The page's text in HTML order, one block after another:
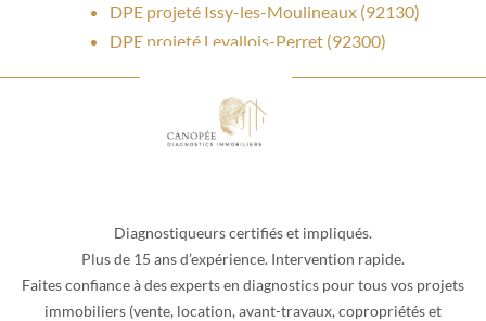
DPE projeté Issy-les-Moulineaux (92130)
DPE projeté Levallois-Perret (92300)
Diagnostiqueurs certifiés et impliqués.
Plus de 15 ans d’expérience. Intervention rapide.
Faites confiance à des experts en diagnostics pour tous vos projets
immobiliers (vente, location, avant-travaux, copropriétés et